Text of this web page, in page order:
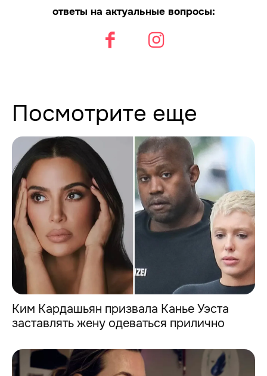
ответы на актуальные вопросы:
Посмотрите еще
Ким Кардашьян призвала Канье Уэста
заставлять жену одеваться прилично